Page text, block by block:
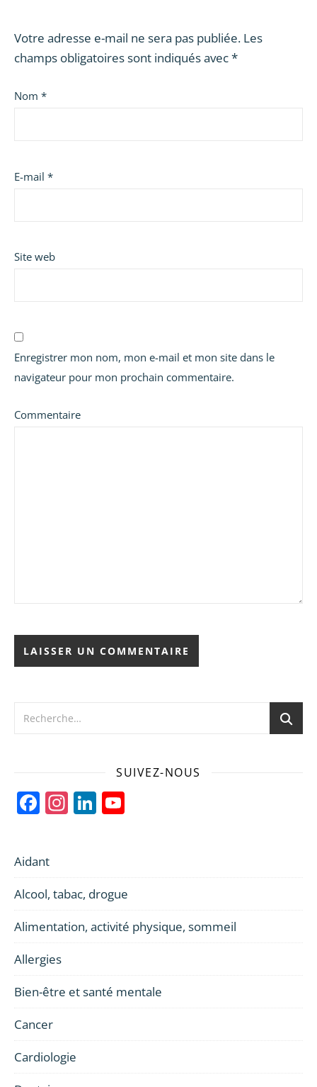
Votre adresse e-mail ne sera pas publiée. Les
champs obligatoires sont indiqués avec*
Nom *
E-mail *
Site web
Enregistrer mon nom, mon e-mail et mon site dans le
navigateur pour mon prochain commentaire.
Commentaire
SUIVEZ-NOUS
Facebook
Instagram
LinkedIn
Aidant
Alcool, tabac, drogue
Alimentation, activité physique, sommeil
Allergies
Bien-être et santé mentale
Cancer
Cardiologie